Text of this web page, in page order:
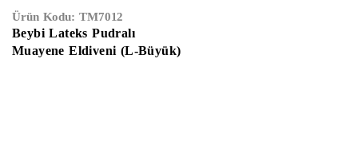
Ürün Kodu: TM7012
Beybi Lateks Pudralı
Muayene Eldiveni (L-Büyük)